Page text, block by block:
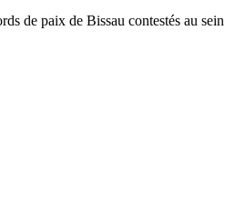
de paix de Bissau contestés au sein